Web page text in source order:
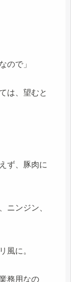
ので」
は、望むと
ず、豚肉に
ニンジン、
風に。
務用なの